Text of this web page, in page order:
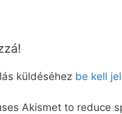
küldéséhez be kell
Akismet to reduce